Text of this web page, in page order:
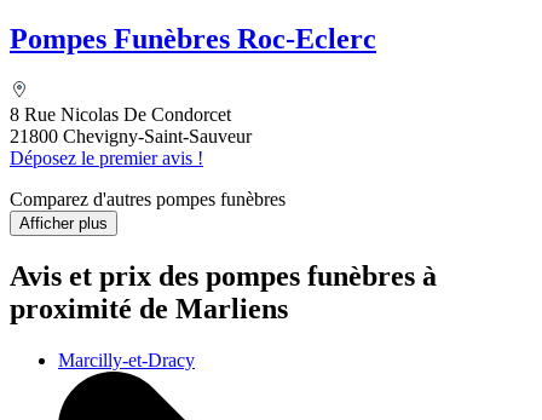
Pompes Funèbres Roc-Eclerc
8 Rue Nicolas De Condorcet
21800 Chevigny-Saint-Sauveur
Déposez le premier avis !
Comparez d'autres pompes funèbres
Afficher plus
Avis et prix des pompes funèbres à
proximité de Marliens
Marcilly-et-Dracy